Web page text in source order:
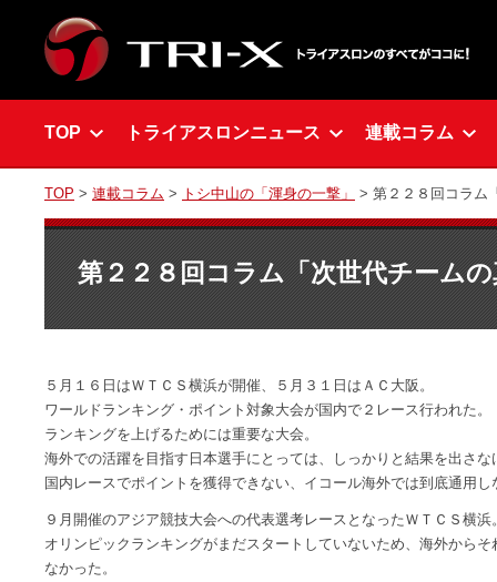
TOP トライアスロンニュース 連載コラム
TOP > 連載コラム > トシ中山の「渾身の一撃」 > 第２２８回コラム
第２２８回コラム「次世代チーム
５月１６日はＷＴＣＳ横浜が開催、５月３１日はＡＣ大阪。
ワールドランキング・ポイント対象大会が国内で２レース行われた。
ランキングを上げるためには重要な大会。
海外での活躍を目指す日本選手にとっては、しっかりと結果を出さな
国内レースでポイントを獲得できない、イコール海外では到底通用
９月開催のアジア競技大会への代表選考レースとなったＷＴＣＳ横浜
オリンピックランキングがまだスタートしていないため、海外から
なかった。